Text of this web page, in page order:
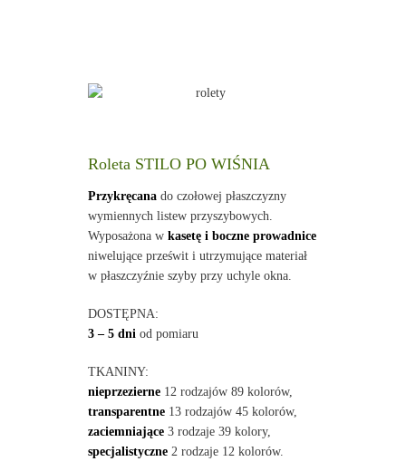
Roleta STILO PO WIŚNIA
Przykręcanado czołowej płaszczyzny
wymiennych listew przyszybowych.
Wyposażona w kasetę i boczne prowadnice
niwelujące prześwit i utrzymujące materiał
w płaszczyźnie szyby przy uchyle okna.
DOSTĘPNA:
3 – 5 dniod pomiaru
TKANINY:
nieprzezierne12 rodzajów 89 kolorów,
transparentne13 rodzajów 45 kolorów,
zaciemniające3 rodzaje 39 kolory,
specjalistyczne2 rodzaje 12 kolorów.